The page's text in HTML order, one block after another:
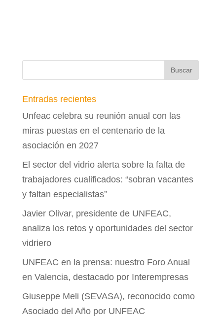
Entradas recientes
Unfeac celebra su reunión anual con las
miras puestas en el centenario de la
asociación en 2027
El sector del vidrio alerta sobre la falta de
trabajadores cualificados: “sobran vacantes
y faltan especialistas”
Javier Olivar, presidente de UNFEAC,
analiza los retos y oportunidades del sector
vidriero
UNFEAC en la prensa: nuestro Foro Anual
en Valencia, destacado por Interempresas
Giuseppe Meli (SEVASA), reconocido como
Asociado del Año por UNFEAC